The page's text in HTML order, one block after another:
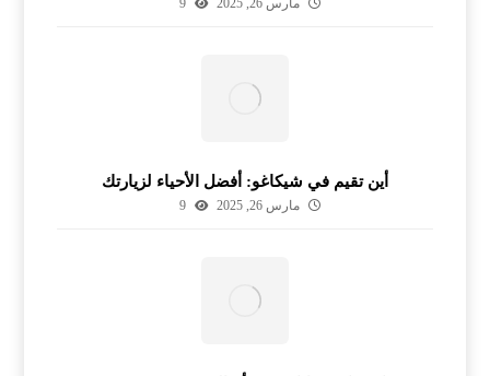
مارس 26, 2025 9
أين تقيم في شيكاغو: أفضل الأحياء لزيارتك
مارس 26, 2025 9